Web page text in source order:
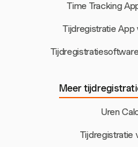
Time Tracking
Tijdregistratie
Meer
Uren
Tijdregistratie